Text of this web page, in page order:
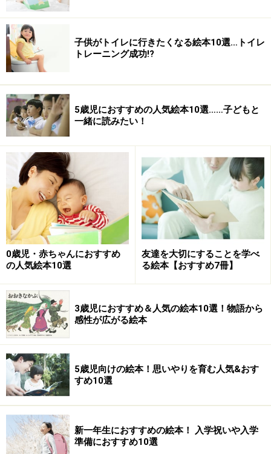
作：柳原良平
出版社：こぐま社
出版年：1988.01
価格：840円（税込）
>>第9位『100万回生きたねこ』
※記事内容は執筆時点のものです。最新の内容をご確認くださ
い。
次のページへ
子供がトイレに行きたくなる絵本10選…トイレ
トレーニング成功!?
5歳児におすすめの人気絵本10選……子どもと
一緒に読みたい！
0歳児・赤ちゃんにおすすめ
の人気絵本10選
友達を大切にすることを学べ
る絵本【おすすめ7冊】
3歳児におすすめ＆人気の絵本10選！物語から
感性が広がる絵本
5歳児向けの絵本！思いやりを育む人気&おす
すめ10選
新一年生におすすめの絵本！ 入学祝いや入学
準備におすすめ10選